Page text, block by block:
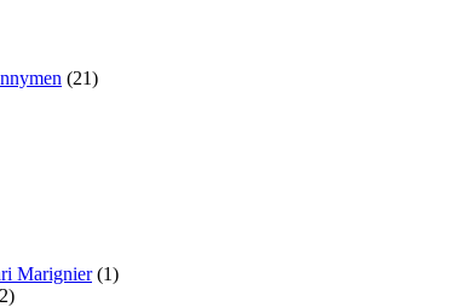
(21)
Marignier (1)